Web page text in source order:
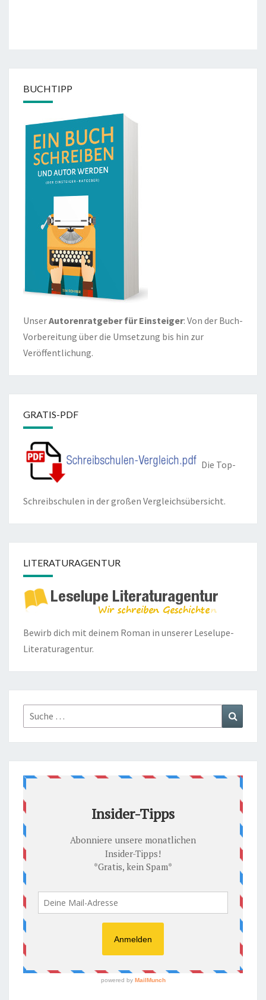
BUCHTIPP
UnserAutorenratgeber für Einsteiger: Von der Buch-
Vorbereitung über die Umsetzung bis hin zur
Veröffentlichung.
GRATIS-PDF
Die Top-
Schreibschulen in der großen Vergleichsübersicht.
LITERATURAGENTUR
Bewirb dich mit deinem Roman in unserer Leselupe-
Literaturagentur.
Suche
nach: